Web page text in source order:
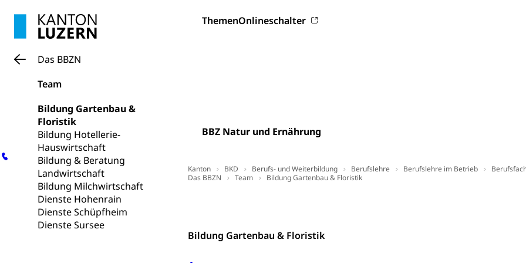
ThemenOnlineschalter
BBZ Natur und Ernährung
Das BBZN
Team
Bildung Gartenbau &
Floristik
Bildung Hotellerie-
Hauswirtschaft
Bildung & Beratung
Landwirtschaft
Bildung Milchwirtschaft
Dienste Hohenrain
Dienste Schüpfheim
Dienste Sursee
Kanton BKD Berufs- und Weiterbildung Berufslehre Berufslehre im Betrieb
Das BBZN
Team Bildung Gartenbau & Floristik
Bildung Gartenbau & Floristik
Schifffahrt (Strassenverkehrsamt)
Strasse
Zivilstand
Zivilstandswesen
Adoption
Niederlassungsbewilligung, Aufenthalt, Niederlassung, Wohnsitz